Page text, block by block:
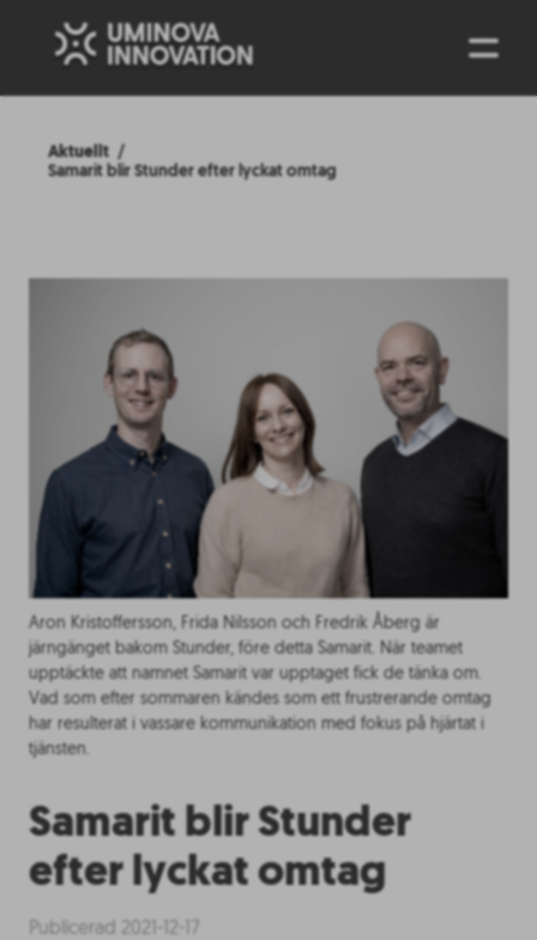
Aktuellt
Samarit blir Stunder efter lyckat omtag
Aron Kristoffersson, Frida Nilsson och Fredrik Åberg är
järngänget bakom Stunder, före detta Samarit. När teamet
upptäckte att namnet Samarit var upptaget fick de tänka om.
Vad som efter sommaren kändes som ett frustrerande omtag
har resulterat i vassare kommunikation med fokus på hjärtat i
tjänsten.
Samarit blir Stunder
efter lyckat omtag
Publicerad 2021-12-17